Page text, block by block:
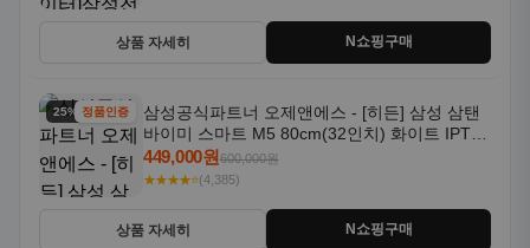
상품 자세히 N쇼핑구매
25% 할인정품인증
삼성공식파트너 오제앤에스 - [히든] 삼성 삼탠
바이미 스마트 M5 80cm(32인치) 화이트 IPTV
OTT 패키지
449,000원600,000원
★★★★⭐(4,385)
상품 자세히 N쇼핑구매